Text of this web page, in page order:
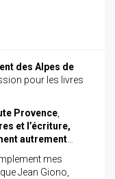
des Alpes de
pour les livres
Provence
et l’écriture,
autrement
mes
Jean Giono,